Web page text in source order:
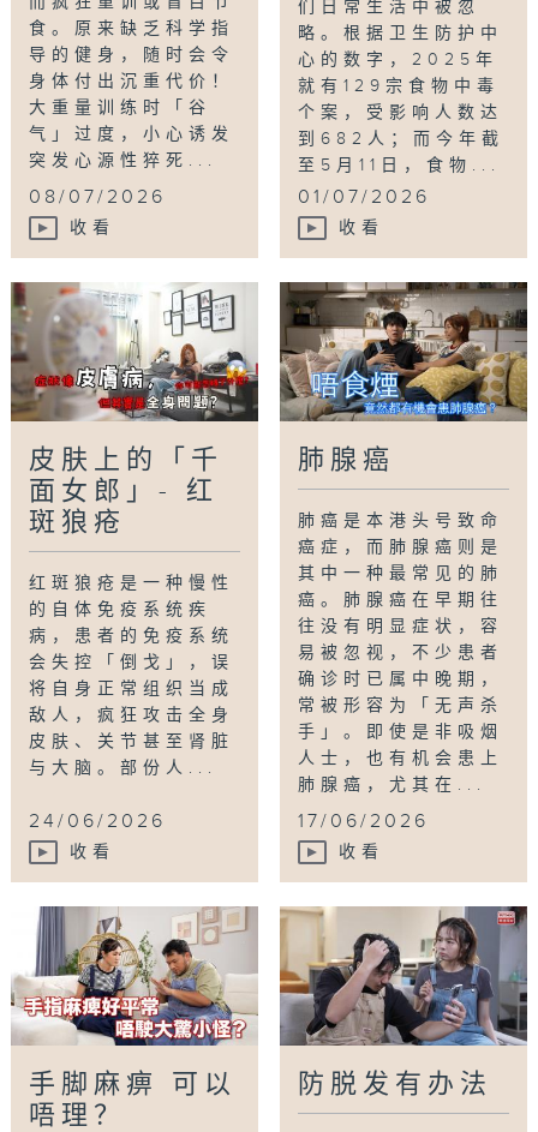
食。原来缺乏科学指
导的健身，随时会令
身体付出沉重代价！
大重量训练时「谷
气」过度，小心诱发
突发心源性猝死...
08/07/2026
收看
们日常生活中被忽
略。根据卫生防护中
心的数字，2025年
就有129宗食物中毒
个案，受影响人数达
到682人；而今年截
至5月11日，食物...
01/07/2026
收看
皮肤上的「千
面女郎」- 红
斑狼疮
红斑狼疮是一种慢性
的自体免疫系统疾
病，患者的免疫系统
会失控「倒戈」，误
将自身正常组织当成
敌人，疯狂攻击全身
皮肤、关节甚至肾脏
与大脑。部份人...
24/06/2026
收看
肺腺癌
肺癌是本港头号致命
癌症，而肺腺癌则是
其中一种最常见的肺
癌。肺腺癌在早期往
往没有明显症状，容
易被忽视，不少患者
确诊时已属中晚期，
常被形容为「无声杀
手」。即使是非吸烟
人士，也有机会患上
肺腺癌，尤其在...
17/06/2026
收看
手脚麻痹 可以
唔理？
防脱发有办法